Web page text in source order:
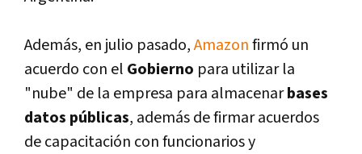
Además, en julio pasado,Amazonfirmó un
acuerdo con el Gobierno para utilizar la
"nube" de la empresa para almacenarbases
datos públicas, además de firmar acuerdos
de capacitación con funcionarios y